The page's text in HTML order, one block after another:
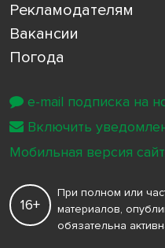
Рекламодателям
Вакансии
Погода
16+
При полном или
материалов,
обязательна
e-mail подписка на
Включить
Мобильная версия